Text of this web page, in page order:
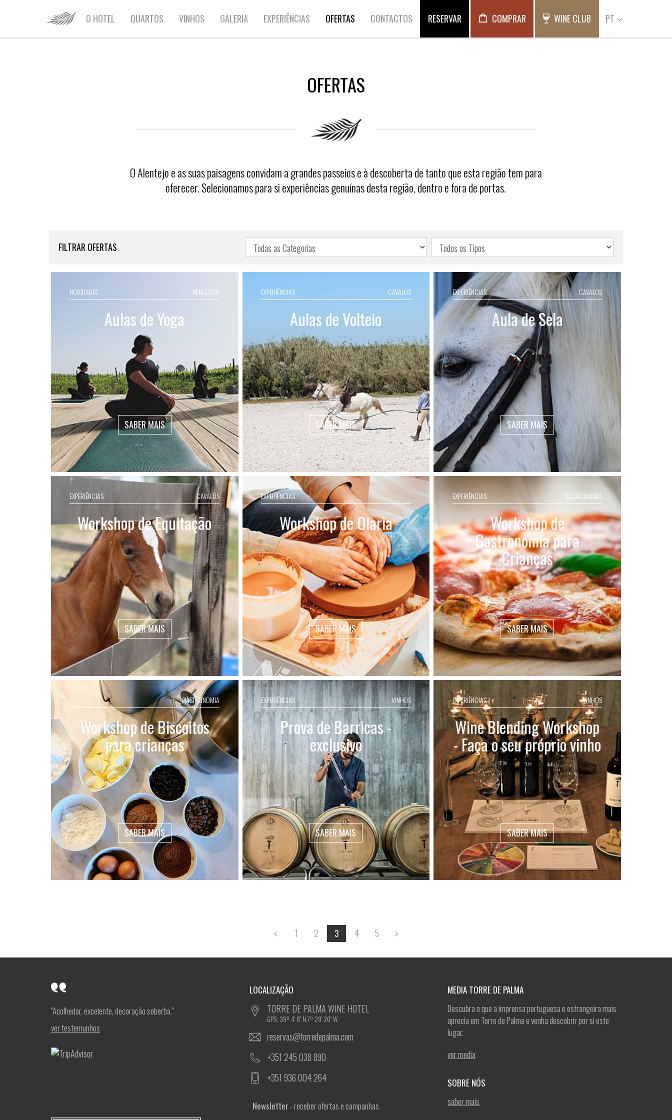
HOME O HOTEL QUARTOS VINHOS GALERIA EXPERIÊNCIAS OFERTAS CONTACTOS RESERVAR COMPRAR WINE CLUB PT
OFERTAS
O Alentejo e as suas paisagens convidam a grandes passeios e à descoberta de tanto que esta região tem para
oferecer. Selecionamos para si experiências genuínas desta região, dentro e fora de portas.
FILTRAR OFERTAS
NOVIDADES BEM-ESTAR
Aulas de Yoga
SABER MAIS
EXPERIÊNCIAS CAVALOS
Aulas de Volteio
SABER MAIS
EXPERIÊNCIAS CAVALOS
Aula de Sela
SABER MAIS
EXPERIÊNCIAS CAVALOS
Workshop de Equitação
SABER MAIS
EXPERIÊNCIAS
Workshop de Olaria
SABER MAIS
EXPERIÊNCIAS GASTRONOMIA
Workshop de
Gastronomia para
Crianças
SABER MAIS
GASTRONOMIA
Workshop de Biscoitos
para crianças
SABER MAIS
EXPERIÊNCIAS VINHOS
Prova de Barricas -
exclusivo
SABER MAIS
EXPERIÊNCIAS VINHOS
Wine Blending Workshop
- Faça o seu próprio vinho
SABER MAIS
1 2 3 4 5
"Acolhedor, excelente, decoração soberba."
ver testemunhos
LOCALIZAÇÃO
TORRE DE PALMA WINE HOTEL
GPS: 39º 4' 6'' N,7º 29' 20'' W
reservas@torredepalma.com
+351 245 038 890
+351 936 004 264
Newsletter- receber ofertas e campanhas
MEDIA TORRE DE PALMA
Descubra o que a imprensa portuguesa e estrangeira mais
aprecia em Torre de Palma e venha descobrir por si este
lugar.
ver media
SOBRE NÓS
saber mais